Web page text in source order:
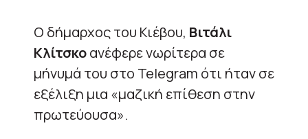
Ο δήμαρχος του Κιέβου, Βιτάλι
Κλίτσκοανέφερε νωρίτερα σε
μήνυμά του στο Telegram ότι ήταν σε
εξέλιξη μια «μαζική επίθεση στην
πρωτεύουσα».